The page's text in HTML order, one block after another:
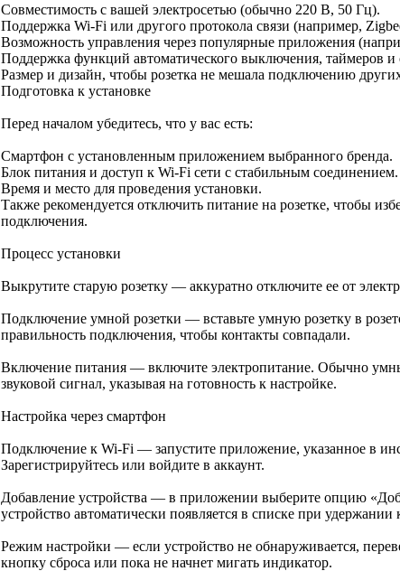
Совместимость с вашей электросетью (обычно 220 В, 50 Гц).
Поддержка Wi-Fi или другого протокола связи (например,
Возможность управления через популярные приложения
Поддержка функций автоматического выключения, таймеров и
Размер и дизайн, чтобы розетка не мешала подключению
Подготовка к установке
Перед началом убедитесь, что у вас есть:
Смартфон с установленным приложением выбранного бренда.
Блок питания и доступ к Wi-Fi сети с стабильным соединением.
Время и место для проведения установки.
Также рекомендуется отключить питание на розетке, чтобы
подключения.
Процесс установки
Выкрутите старую розетку — аккуратно отключите ее от
Подключение умной розетки — вставьте умную розетку в
правильность подключения, чтобы контакты совпадали.
Включение питания — включите электропитание. Обычно
звуковой сигнал, указывая на готовность к настройке.
Настройка через смартфон
Подключение к Wi-Fi — запустите приложение, указанное в
Зарегистрируйтесь или войдите в аккаунт.
Добавление устройства — в приложении выберите опцию
устройство автоматически появляется в списке при
Режим настройки — если устройство не обнаруживается,
кнопку сброса или пока не начнет мигать индикатор.